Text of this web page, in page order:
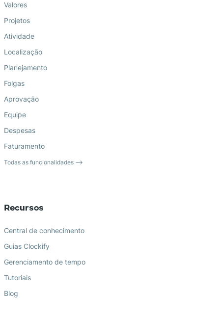
Valores
Projetos
Atividade
Localização
Planejamento
Folgas
Aprovação
Equipe
Despesas
Faturamento
Todas as funcionalidades ⟶
Recursos
Central de conhecimento
Guias Clockify
Gerenciamento de tempo
Tutoriais
Blog